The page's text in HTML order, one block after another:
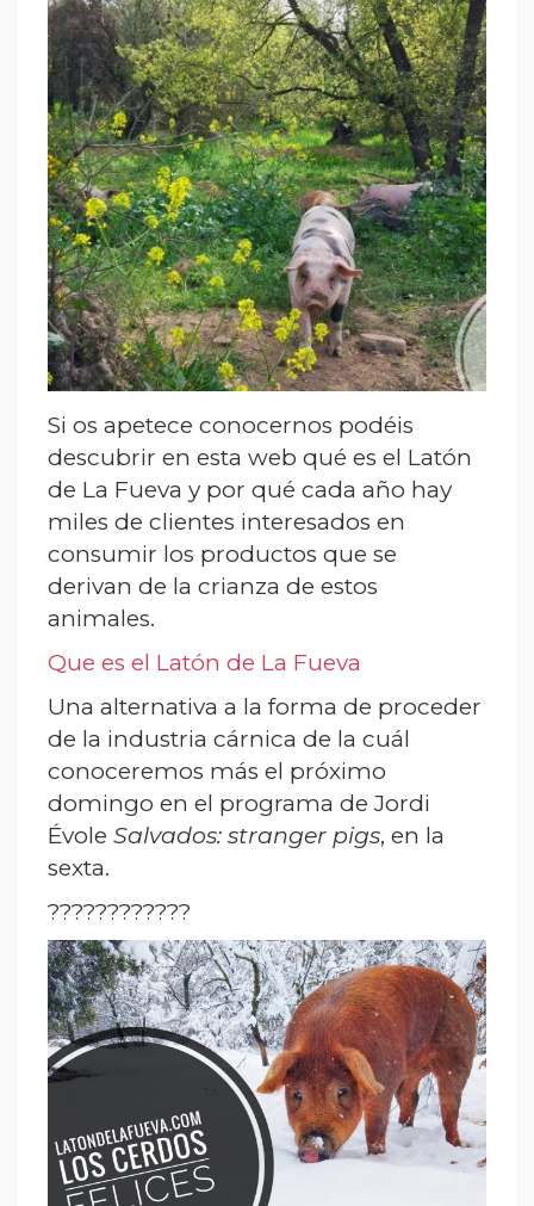
Si os apetece conocernos podéis
descubrir en esta web qué es el Latón
de La Fueva y por qué cada año hay
miles de clientes interesados en
consumir los productos que se
derivan de la crianza de estos
animales.
Que es el Latón de La Fueva
Una alternativa a la forma de proceder
de la industria cárnica de la cuál
conoceremos más el próximo
domingo en el programa de Jordi
Évole Salvados: stranger pigs, en la
sexta.
????????????